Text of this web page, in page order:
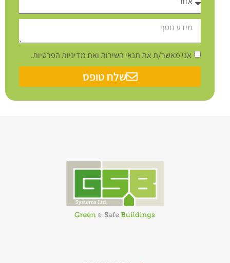
אני מאשר/ת את תנאי השירות ואת מדיניות הפרטיות.
שלח טופס